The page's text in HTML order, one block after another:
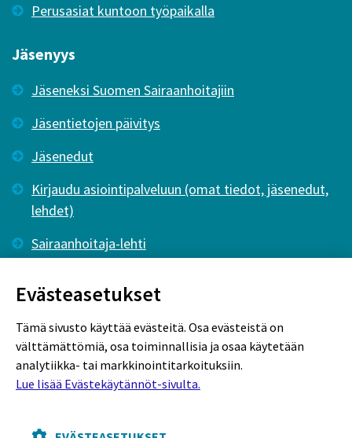
Perusasiat kuntoon työpaikalla
Jäsenyys
Jäseneksi Suomen Sairaanhoitajiin
Jäsentietojen päivitys
Jäsenedut
Kirjaudu asiointipalveluun (omat tiedot, jäsenedut,
lehdet)
Sairaanhoitaja-lehti
Rekisteriseloste
Evästekäytännöt
Evästeasetukset
Tämä sivusto käyttää evästeitä. Osa evästeistä on
välttämättömiä, osa toiminnallisia ja osaa käytetään
analytiikka- tai markkinointitarkoituksiin.
Lue lisää Evästekäytännöt-sivulta.